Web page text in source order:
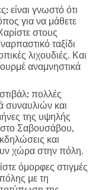
είναι γνωστό ότι
για να μάθετε
στους
ταξίδι
λιχουδιές. Και
αναμνηστικά
πολλές
συναυλιών και
της υψηλής
στο Σαβουσάβου,
και
χώρα στην πόλη.
όμορφες στιγμές
με τη